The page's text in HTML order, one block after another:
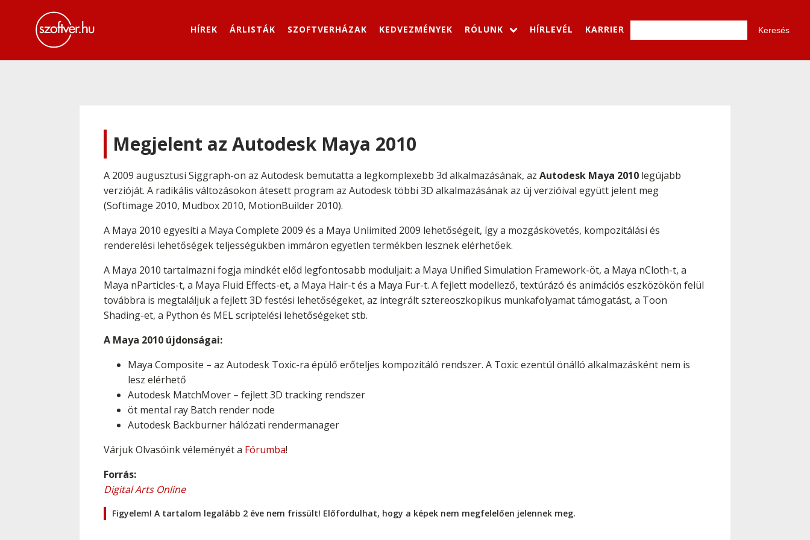
HÍREK ÁRLISTÁK SZOFTVERHÁZAK KEDVEZMÉNYEK RÓLUNK HÍRLEVÉL KARRIER
Megjelent az Autodesk Maya 2010
A 2009 augusztusi Siggraph-on az Autodesk bemutatta a legkomplexebb 3d alkalmazásának, az Autodesk Maya 2010 legújabb
verzióját. A radikális változásokon átesett program az Autodesk többi 3D alkalmazásának az új verzióival együtt jelent meg
(Softimage 2010, Mudbox 2010, MotionBuilder 2010).
A Maya 2010 egyesíti a Maya Complete 2009 és a Maya Unlimited 2009 lehetőségeit, így a mozgáskövetés, kompozitálási és
renderelési lehetőségek teljességükben immáron egyetlen termékben lesznek elérhetőek.
A Maya 2010 tartalmazni fogja mindkét előd legfontosabb moduljait: a Maya Unified Simulation Framework-öt, a Maya nCloth-t, a
Maya nParticles-t, a Maya Fluid Effects-et, a Maya Hair-t és a Maya Fur-t. A fejlett modellező, textúrázó és animációs eszközökön felül
továbbra is megtaláljuk a fejlett 3D festési lehetőségeket, az integrált sztereoszkopikus munkafolyamat támogatást, a Toon
Shading-et, a Python és MEL scriptelési lehetőségeket stb.
A Maya 2010 újdonságai:
Maya Composite – az Autodesk Toxic-ra épülő erőteljes kompozitáló rendszer. A Toxic ezentúl önálló alkalmazásként nem is
lesz elérhető
Autodesk MatchMover – fejlett 3D tracking rendszer
öt mental ray Batch render node
Autodesk Backburner hálózati rendermanager
Várjuk Olvasóink véleményét a Fórumba!
Forrás:
Digital Arts Online
Figyelem! A tartalom legalább 2 éve nem frissült! Előfordulhat, hogy a képek nem megfelelően jelennek meg.